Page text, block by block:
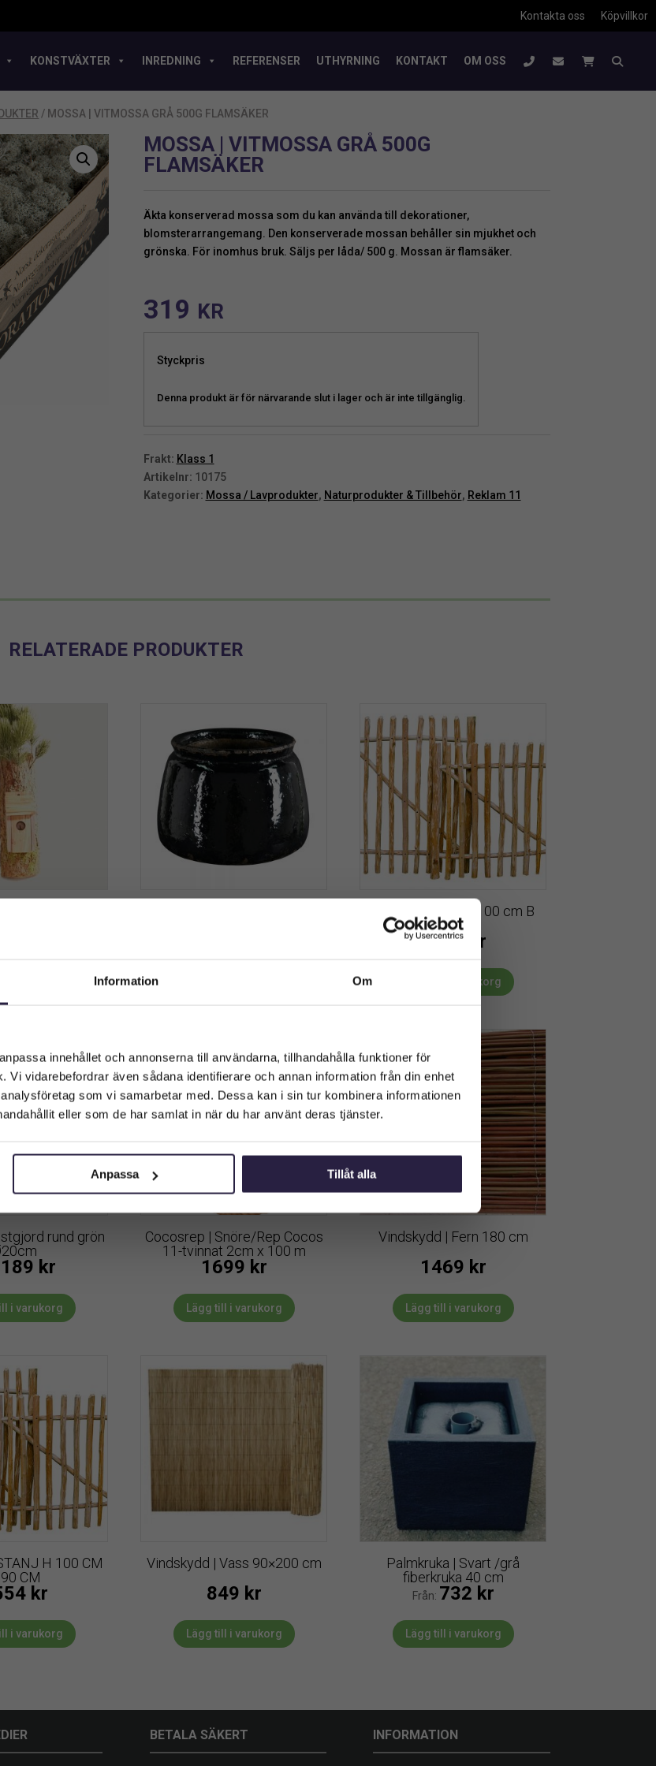
Information Om
innehållet och annonserna till användarna, tillhandahålla funktioner för
Vi vidarebefordrar även sådana identifierare och annan information från din enhet
som vi samarbetar med. Dessa kan i sin tur kombinera informationen
eller som de har samlat in när du har använt deras tjänster.
Anpassa Tillåt alla
Köpvillkor
Kontakta oss
KONSTVÄXTER INREDNING REFERENSER UTHYRNING KONTAKT OM OSS
/ MOSSA | VITMOSSA GRÅ 500G FLAMSÄKER
MOSSA | VITMOSSA GRÅ 500G
FLAMSÄKER
Äkta konserverad mossa som du kan använda till dekorationer,
blomsterarrangemang. Den konserverade mossan behåller sin mjukhet och
grönska. För inomhus bruk. Säljs per låda/ 500 g. Mossan är flamsäker.
319 KR
Styckpris
Denna produkt är för närvarande slut i lager och är inte tillgänglig.
Frakt: Klass 1
Artikelnr: 10175
Kategorier: Mossa / Lavprodukter, Naturprodukter & Tillbehör, Reklam 11
RELATERADE PRODUKTER
Grind | Kastanj H 100 cm B
175cm
3059 kr
Lägg till i varukorg
rund grön
189 kr
i varukorg
Cocosrep | Snöre/Rep Cocos
11-tvinnat 2cm x 100 m
1699 kr
Lägg till i varukorg
Vindskydd | Fern 180 cm
1469 kr
Lägg till i varukorg
H 100 CM
CM
kr
i varukorg
Vindskydd | Vass 90×200 cm
849 kr
Lägg till i varukorg
Palmkruka | Svart /grå
fiberkruka 40 cm
Från: 732 kr
Lägg till i varukorg
BETALA SÄKERT INFORMATION
Välkommen till Webflower
av kund är du? Du kan alltid justera ditt val längst upp
Företagskund (exkl. moms)